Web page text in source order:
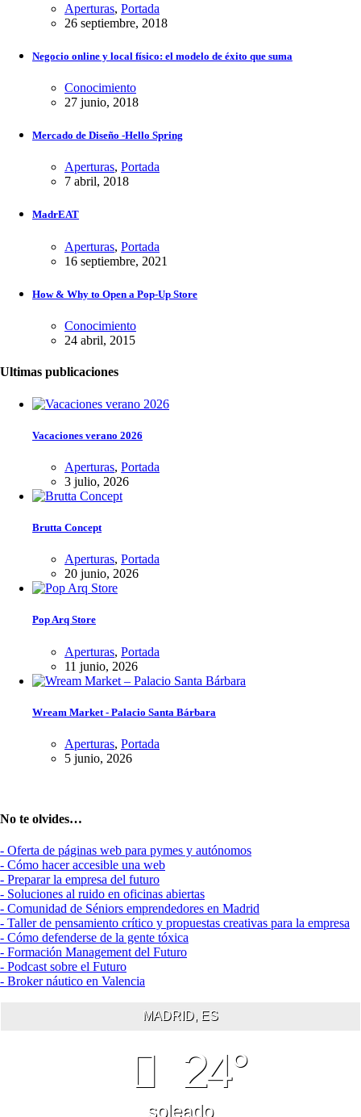
Aperturas, Portada
26 septiembre, 2018
Negocio online y local físico: el modelo de éxito que suma
Conocimiento
27 junio, 2018
Mercado de Diseño -Hello Spring
Aperturas, Portada
7 abril, 2018
MadrEAT
Aperturas, Portada
16 septiembre, 2021
How & Why to Open a Pop-Up Store
Conocimiento
24 abril, 2015
Ultimas publicaciones
Vacaciones verano 2026
Aperturas, Portada
3 julio, 2026
Brutta Concept
Aperturas, Portada
20 junio, 2026
Pop Arq Store
Aperturas, Portada
11 junio, 2026
Wream Market - Palacio Santa Bárbara
Aperturas, Portada
5 junio, 2026
No te olvides…
- Oferta de páginas web para pymes y autónomos
- Cómo hacer accesible una web
- Preparar la empresa del futuro
- Soluciones al ruido en oficinas abiertas
- Comunidad de Séniors emprendedores en Madrid
- Taller de pensamiento crítico y propuestas creativas para la empresa
- Cómo defenderse de la gente tóxica
- Formación Management del Futuro
- Podcast sobre el Futuro
- Broker náutico en Valencia
MADRID, ES
24°
soleado